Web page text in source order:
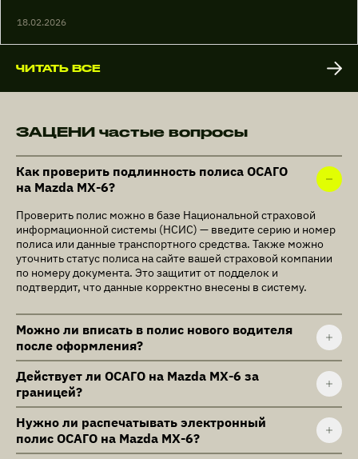
18.02.2026
ЧИТАТЬ ВСЕ
ЗАЦЕНИ частые вопросы
Как проверить подлинность полиса ОСАГО
на Mazda MX-6?
Проверить полис можно в базе Национальной страховой
информационной системы (НСИС) — введите серию и номер
полиса или данные транспортного средства. Также можно
уточнить статус полиса на сайте вашей страховой компании
по номеру документа. Это защитит от подделок и
подтвердит, что данные корректно внесены в систему.
Можно ли вписать в полис нового водителя
после оформления?
Действует ли ОСАГО на Mazda MX-6 за
границей?
Нужно ли распечатывать электронный
полис ОСАГО на Mazda MX-6?